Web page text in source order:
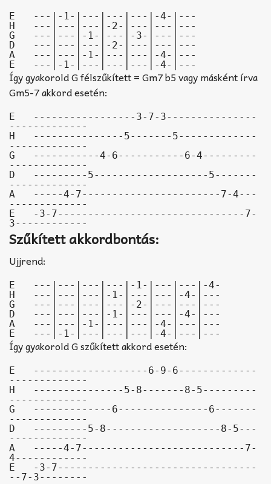
E   ---|-1-|---|---|---|-4-|---
H   ---|---|---|-2-|---|---|---
G   ---|---|-1-|---|-3-|---|---
D   ---|---|---|-2-|---|---|---
A   ---|---|-1-|---|---|-4-|---
E   ---|-1-|---|---|---|-4-|---
Így gyakorold G félszűkített = Gm7 b5 vagy másként írva
Gm5-7 akkord esetén:
E   -----------------3-7-3---------------
-------------
H   ---------------5-------5-------------
-------------
G   -----------4-6-----------6-4---------
-------------
D   ---------5-------------------5-------
-------------
A   -----4-7-----------------------7-4---
-------------
E   -3-7-------------------------------7-
3------------
Szűkített akkordbontás:
Ujjrend:
E   ---|---|---|---|-1-|---|---|-4-
H   ---|---|---|-1-|---|---|-4-|---
G   ---|---|---|---|-2-|---|---|---
D   ---|---|---|-1-|---|---|-4-|---
A   ---|---|-1-|---|---|-4-|---|---
E   ---|-1-|---|---|---|-4-|---|---
Így gyakorold G szűkített akkord esetén:
E   -------------------6-9-6-------------
-------------
H   ---------------5-8-------8-5---------
-------------
G   -------------6---------------6-------
-------------
D   ---------5-8-------------------8-5---
-------------
A   -----4-7---------------------------7-
4------------
E   -3-7---------------------------------
--7-3--------